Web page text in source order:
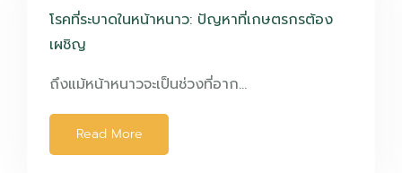
โรคที่ระบาดในหน้าหนาว: ปัญหาที่เกษตรกรต้อง
เผชิญ
ถึงแม้หน้าหนาวจะเป็นช่วงที่อาก…
Read More